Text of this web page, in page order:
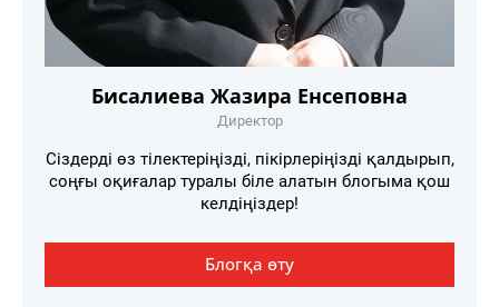
Бисалиева Жазира Енсеповна
Директор
Сіздерді өз тілектеріңізді, пікірлеріңізді қалдырып,
соңғы оқиғалар туралы біле алатын блогыма қош
келдіңіздер!
Блогқа өту